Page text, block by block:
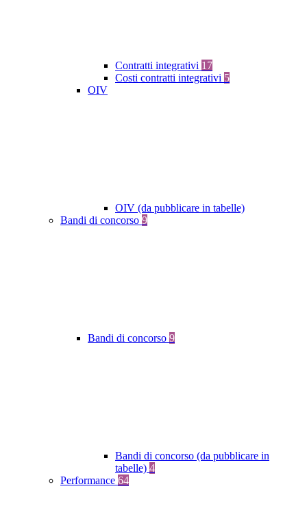
Contratti integrativi 17
Costi contratti integrativi 5
OIV
OIV (da pubblicare in tabelle)
Bandi di concorso 9
Bandi di concorso 9
Bandi di concorso (da pubblicare in
tabelle) 4
Performance 64